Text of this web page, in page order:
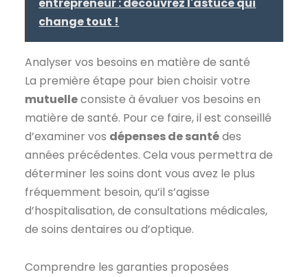
entrepreneur : découvrez l'astuce qui
change tout !
Analyser vos besoins en matière de santé
La première étape pour bien choisir votre
mutuelleconsiste à évaluer vos besoins en
matière de santé. Pour ce faire, il est conseillé
d’examiner vos dépenses de santédes
années précédentes. Cela vous permettra de
déterminer les soins dont vous avez le plus
fréquemment besoin, qu’il s’agisse
d’hospitalisation, de consultations médicales,
de soins dentaires ou d’optique.
Comprendre les garanties proposées